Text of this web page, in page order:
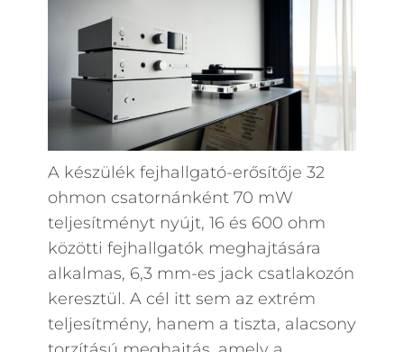
A készülék fejhallgató-erősítője 32
ohmon csatornánként 70 mW
teljesítményt nyújt, 16 és 600 ohm
közötti fejhallgatók meghajtására
alkalmas, 6,3 mm-es jack csatlakozón
keresztül. A cél itt sem az extrém
teljesítmény, hanem a tiszta, alacsony